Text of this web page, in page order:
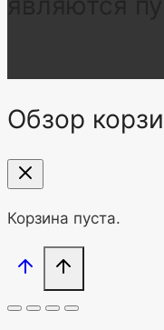
Обзор
Корзина пуста.